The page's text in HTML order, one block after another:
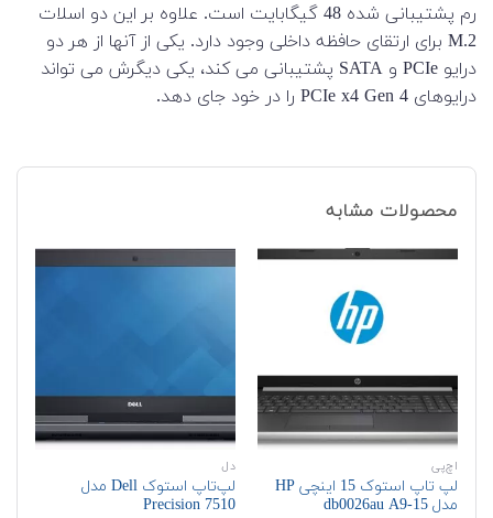
رم پشتیبانی شده 48 گیگابایت است. علاوه بر این دو اسلات
M.2 برای ارتقای حافظه داخلی وجود دارد. یکی از آنها از هر دو
درایو PCIe و SATA پشتیبانی می کند، یکی دیگرش می تواند
درایوهای PCIe x4 Gen 4 را در خود جای دهد.
محصولات مشابه
اچ‌پی
لپ تاپ استوک 15 اینچی HP
مدل 15-db0026au A9
دل
لپ‌تاپ استوک Dell مدل
Precision 7510